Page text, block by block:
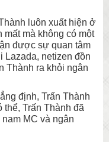
luôn xuất hiện ở
mất mà không có một
được sự quan tâm
Lazada, netizen đồn
Thành ra khỏi ngân
định, Trấn Thành
thể, Trấn Thành đã
MC và ngân